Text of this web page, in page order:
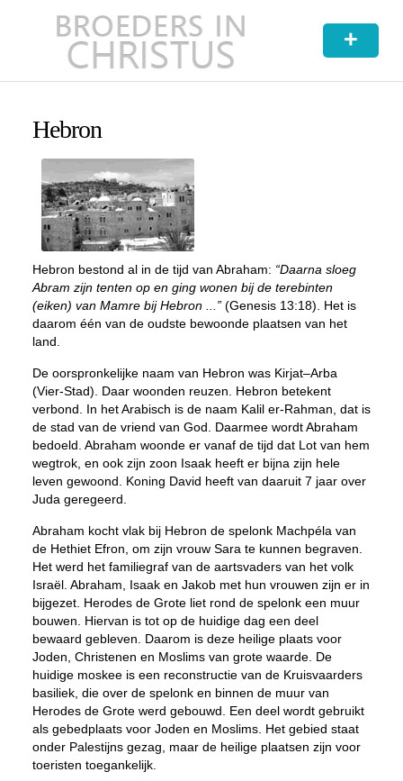
+
Hebron
Hebron bestond al in de tijd van Abraham: “Daarna sloeg
Abram zijn tenten op en ging wonen bij de terebinten
(eiken) van Mamre bij Hebron ...” (Genesis 13:18). Het is
daarom één van de oudste bewoonde plaatsen van het
land.
De oorspronkelijke naam van Hebron was Kirjat–Arba
(Vier-Stad). Daar woonden reuzen. Hebron betekent
verbond. In het Arabisch is de naam Kalil er-Rahman, dat is
de stad van de vriend van God. Daarmee wordt Abraham
bedoeld. Abraham woonde er vanaf de tijd dat Lot van hem
wegtrok, en ook zijn zoon Isaak heeft er bijna zijn hele
leven gewoond. Koning David heeft van daaruit 7 jaar over
Juda geregeerd.
Abraham kocht vlak bij Hebron de spelonk Machpéla van
de Hethiet Efron, om zijn vrouw Sara te kunnen begraven.
Het werd het familiegraf van de aartsvaders van het volk
Israël. Abraham, Isaak en Jakob met hun vrouwen zijn er in
bijgezet. Herodes de Grote liet rond de spelonk een muur
bouwen. Hiervan is tot op de huidige dag een deel
bewaard gebleven. Daarom is deze heilige plaats voor
Joden, Christenen en Moslims van grote waarde. De
huidige moskee is een reconstructie van de Kruisvaarders
basiliek, die over de spelonk en binnen de muur van
Herodes de Grote werd gebouwd. Een deel wordt gebruikt
als gebedplaats voor Joden en Moslims. Het gebied staat
onder Palestijns gezag, maar de heilige plaatsen zijn voor
toeristen toegankelijk.